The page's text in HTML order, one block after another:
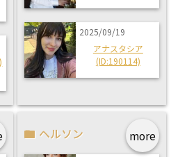
2025/09/19
アナスタシア
(ID:190114)
more
ヘルソン